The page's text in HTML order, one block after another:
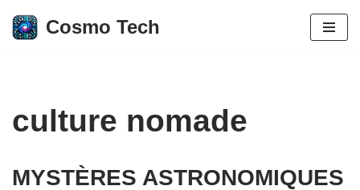
Aller
Cosmo Tech
culture nomade
MYSTÈRES ASTRONOMIQUES